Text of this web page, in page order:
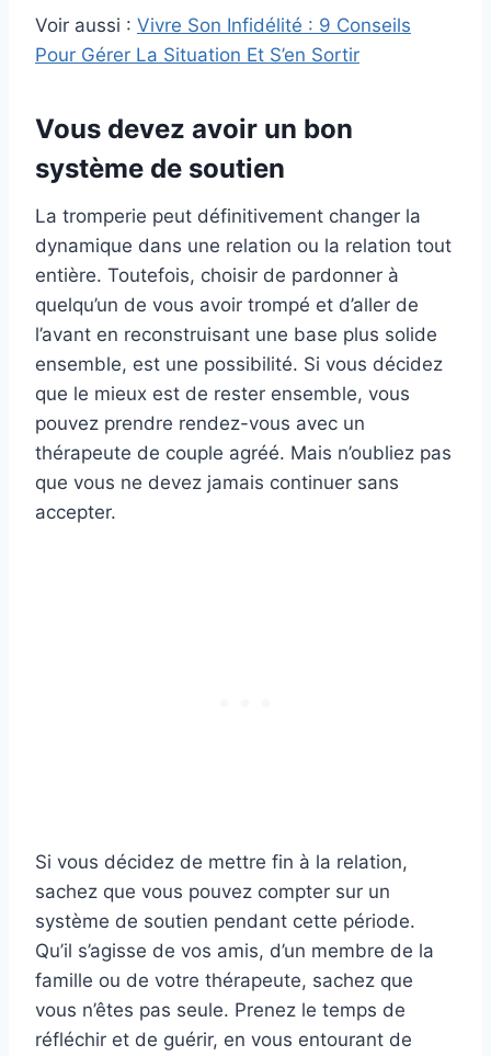
Voir aussi : Vivre Son Infidélité : 9 Conseils
Pour Gérer La Situation Et S’en Sortir
Vous devez avoir un bon
système de soutien
La tromperie peut définitivement changer la
dynamique dans une relation ou la relation tout
entière. Toutefois, choisir de pardonner à
quelqu’un de vous avoir trompé et d’aller de
l’avant en reconstruisant une base plus solide
ensemble, est une possibilité. Si vous décidez
que le mieux est de rester ensemble, vous
pouvez prendre rendez-vous avec un
thérapeute de couple agréé. Mais n’oubliez pas
que vous ne devez jamais continuer sans
accepter.
Si vous décidez de mettre fin à la relation,
sachez que vous pouvez compter sur un
système de soutien pendant cette période.
Qu’il s’agisse de vos amis, d’un membre de la
famille ou de votre thérapeute, sachez que
vous n’êtes pas seule. Prenez le temps de
réfléchir et de guérir, en vous entourant de